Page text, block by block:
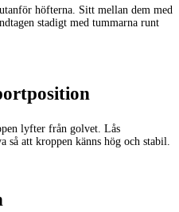
höfterna. Sitt mellan dem med
stadigt med tummarna runt
lyfter från golvet. Lås
så att kroppen känns hög och stabil.